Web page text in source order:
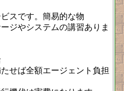
スです。簡易的な物
ジやシステムの講習ありま
せば全額エージェント負担